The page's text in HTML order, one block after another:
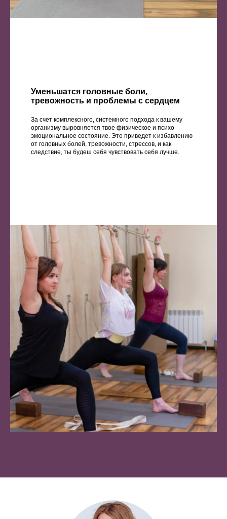
Уменьшатся головные боли,
тревожность и проблемы с сердцем
За счет комплексного, системного подхода к вашему
организму выровняется твое физическое и психо-
эмоциональное состояние. Это приведет к избавлению
от головных болей, тревожности, стрессов, и как
следствие, ты будеш себя чувствовать себя лучше.